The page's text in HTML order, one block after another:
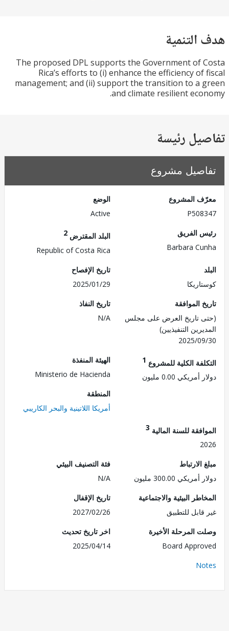
The proposed DPL supports the Government of
Rica’s efforts to (i) enhance the efficiency
management; and (ii) support the transition to a
and climate resilient
رئيسة
مشروع
المشروع
الفريق
Barbara
البلد المقترض
Republic of Costa Rica
تاريخ الإفصاح
2025/01/29
الموافقة
تاريخ العرض على مجلس
التنفيذيين)
2025/
تاريخ النفاذ
N/A
الكلية للمشروع1
0.00 مليون
الهيئة المنفذة
Ministerio de Hacienda
أمريكا اللاتينية والبحر الكاريبي
للسنة المالية3
300.00 مليون
فئة التصنيف البيئي
N/A
البيئية والاجتماعية
للتطبيق
تاريخ الإقفال
2027/02/26
المرحلة الأخيرة
Board
اخر تاريخ تحديث
2025/04/14